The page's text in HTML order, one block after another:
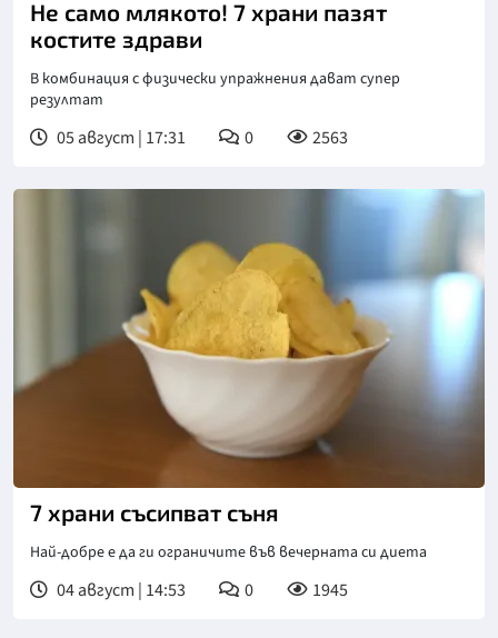
Не само млякото! 7 храни пазят
костите здрави
В комбинация с физически упражнения дават супер
резултат
05 август | 17:31 0 2563
7 храни съсипват съня
Най-добре е да ги ограничите във вечерната си диета
04 август | 14:53 0 1945